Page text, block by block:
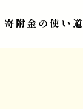
寄附金の使い道